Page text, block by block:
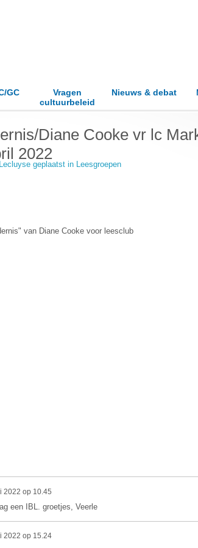
GC
Vragen
cultuurbeleid
Nieuws & debat
Diane Cooke vr lc
2022
geplaatst in Leesgroepen
van Diane Cooke voor leesclub
2022 op 10.45
een IBL. groetjes, Veerle
2022 op 15.24